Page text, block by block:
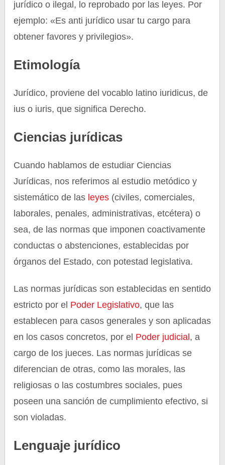
jurídico o ilegal, lo reprobado por las leyes. Por
ejemplo: «Es anti jurídico usar tu cargo para
obtener favores y privilegios».
Etimología
Jurídico, proviene del vocablo latino iuridicus, de
ius o iuris, que significa Derecho.
Ciencias jurídicas
Cuando hablamos de estudiar Ciencias
Jurídicas, nos referimos al estudio metódico y
sistemático de las leyes (civiles, comerciales,
laborales, penales, administrativas, etcétera) o
sea, de las normas que imponen coactivamente
conductas o abstenciones, establecidas por
órganos del Estado, con potestad legislativa.
Las normas jurídicas son establecidas en sentido
estricto por el Poder Legislativo, que las
establecen para casos generales y son aplicadas
en los casos concretos, por el Poder judicial , a
cargo de los jueces. Las normas jurídicas se
diferencian de otras, como las morales, las
religiosas o las costumbres sociales, pues
poseen una sanción de cumplimiento efectivo, si
son violadas.
Lenguaje jurídico